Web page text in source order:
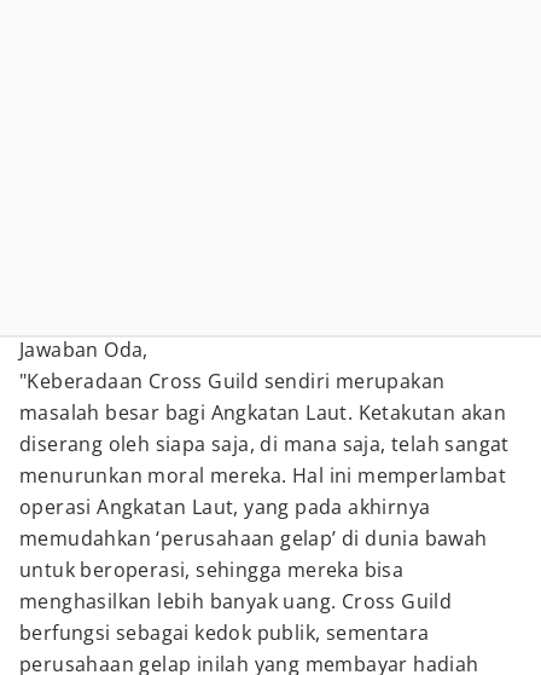
Jawaban Oda,
"Keberadaan Cross Guild sendiri merupakan
masalah besar bagi Angkatan Laut. Ketakutan akan
diserang oleh siapa saja, di mana saja, telah sangat
menurunkan moral mereka. Hal ini memperlambat
operasi Angkatan Laut, yang pada akhirnya
memudahkan ‘perusahaan gelap’ di dunia bawah
untuk beroperasi, sehingga mereka bisa
menghasilkan lebih banyak uang. Cross Guild
berfungsi sebagai kedok publik, sementara
perusahaan gelap inilah yang membayar hadiah